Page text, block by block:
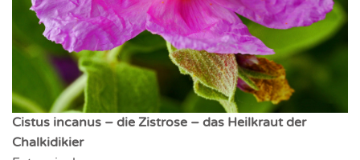
Cistus incanus – die Zistrose – das Heilkraut der
Chalkidikier